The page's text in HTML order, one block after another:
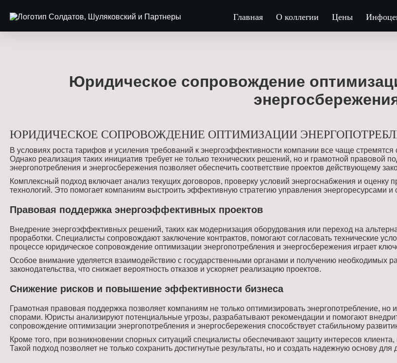
Главная О коллегии Цены
Юридическое сопровождение
ЮРИДИЧЕСКОЕ СОПРОВОЖДЕНИЕ ОПТИМИЗАЦИИ
В условиях роста тарифов и усиления требований к энергоэффективности компании все чаще стремятся
Однако реализация таких инициатив требует не только технических решений, но и грамотной
энергопотребления и энергосбережения позволяет обеспечить соответствие проектов действующему
Комплексный подход включает анализ текущих договоров, проверку условий энергоснабжения и
технологий. Это помогает компаниям выстроить эффективную стратегию управления энергоресурсами
Правовая поддержка энергоэффективных проектов
Внедрение энергоэффективных решений, таких как модернизация оборудования или переход на
проработки. Специалисты сопровождают заключение контрактов, помогают согласовать технические
процессе юридическое сопровождение оптимизации энергопотребления и энергосбережения играет
Особое внимание уделяется взаимодействию с государственными органами и получению необходимых
законодательства, что снижает вероятность отказов и ускоряет реализацию проектов.
Снижение рисков и повышение эффективности бизнеса
Грамотная правовая поддержка позволяет компаниям не только оптимизировать энергопотребление,
спорами. Юристы анализируют потенциальные угрозы, разрабатывают рекомендации и помогают
сопровождение оптимизации энергопотребления и энергосбережения способствует стабильному
Кроме того, при возникновении спорных ситуаций специалисты обеспечивают защиту интересов
Такой подход позволяет не только сохранить достигнутые результаты, но и создать надежную основу